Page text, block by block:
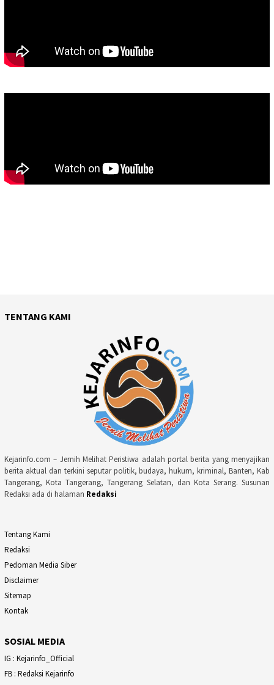
TENTANG KAMI
Kejarinfo.com – Jernih Melihat Peristiwa adalah portal berita yang menyajikan
berita aktual dan terkini seputar politik, budaya, hukum, kriminal, Banten, Kab
Tangerang, Kota Tangerang, Tangerang Selatan, dan Kota Serang. Susunan
Redaksi ada di halaman Redaksi
Tentang Kami
Redaksi
Pedoman Media Siber
Disclaimer
Sitemap
Kontak
SOSIAL MEDIA
IG : Kejarinfo_Official
FB : Redaksi Kejarinfo